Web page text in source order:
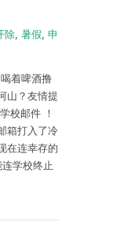
除, 暑假, 申
着啤酒撸
山？友情提
校邮件 ！
箱打入了冷
在连幸存的
学校终止